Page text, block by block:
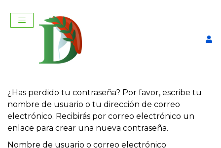
¿Has perdido tu contraseña? Por favor, escribe tu
nombre de usuario o tu dirección de correo
electrónico. Recibirás por correo electrónico un
enlace para crear una nueva contraseña.
Nombre de usuario o correo electrónico